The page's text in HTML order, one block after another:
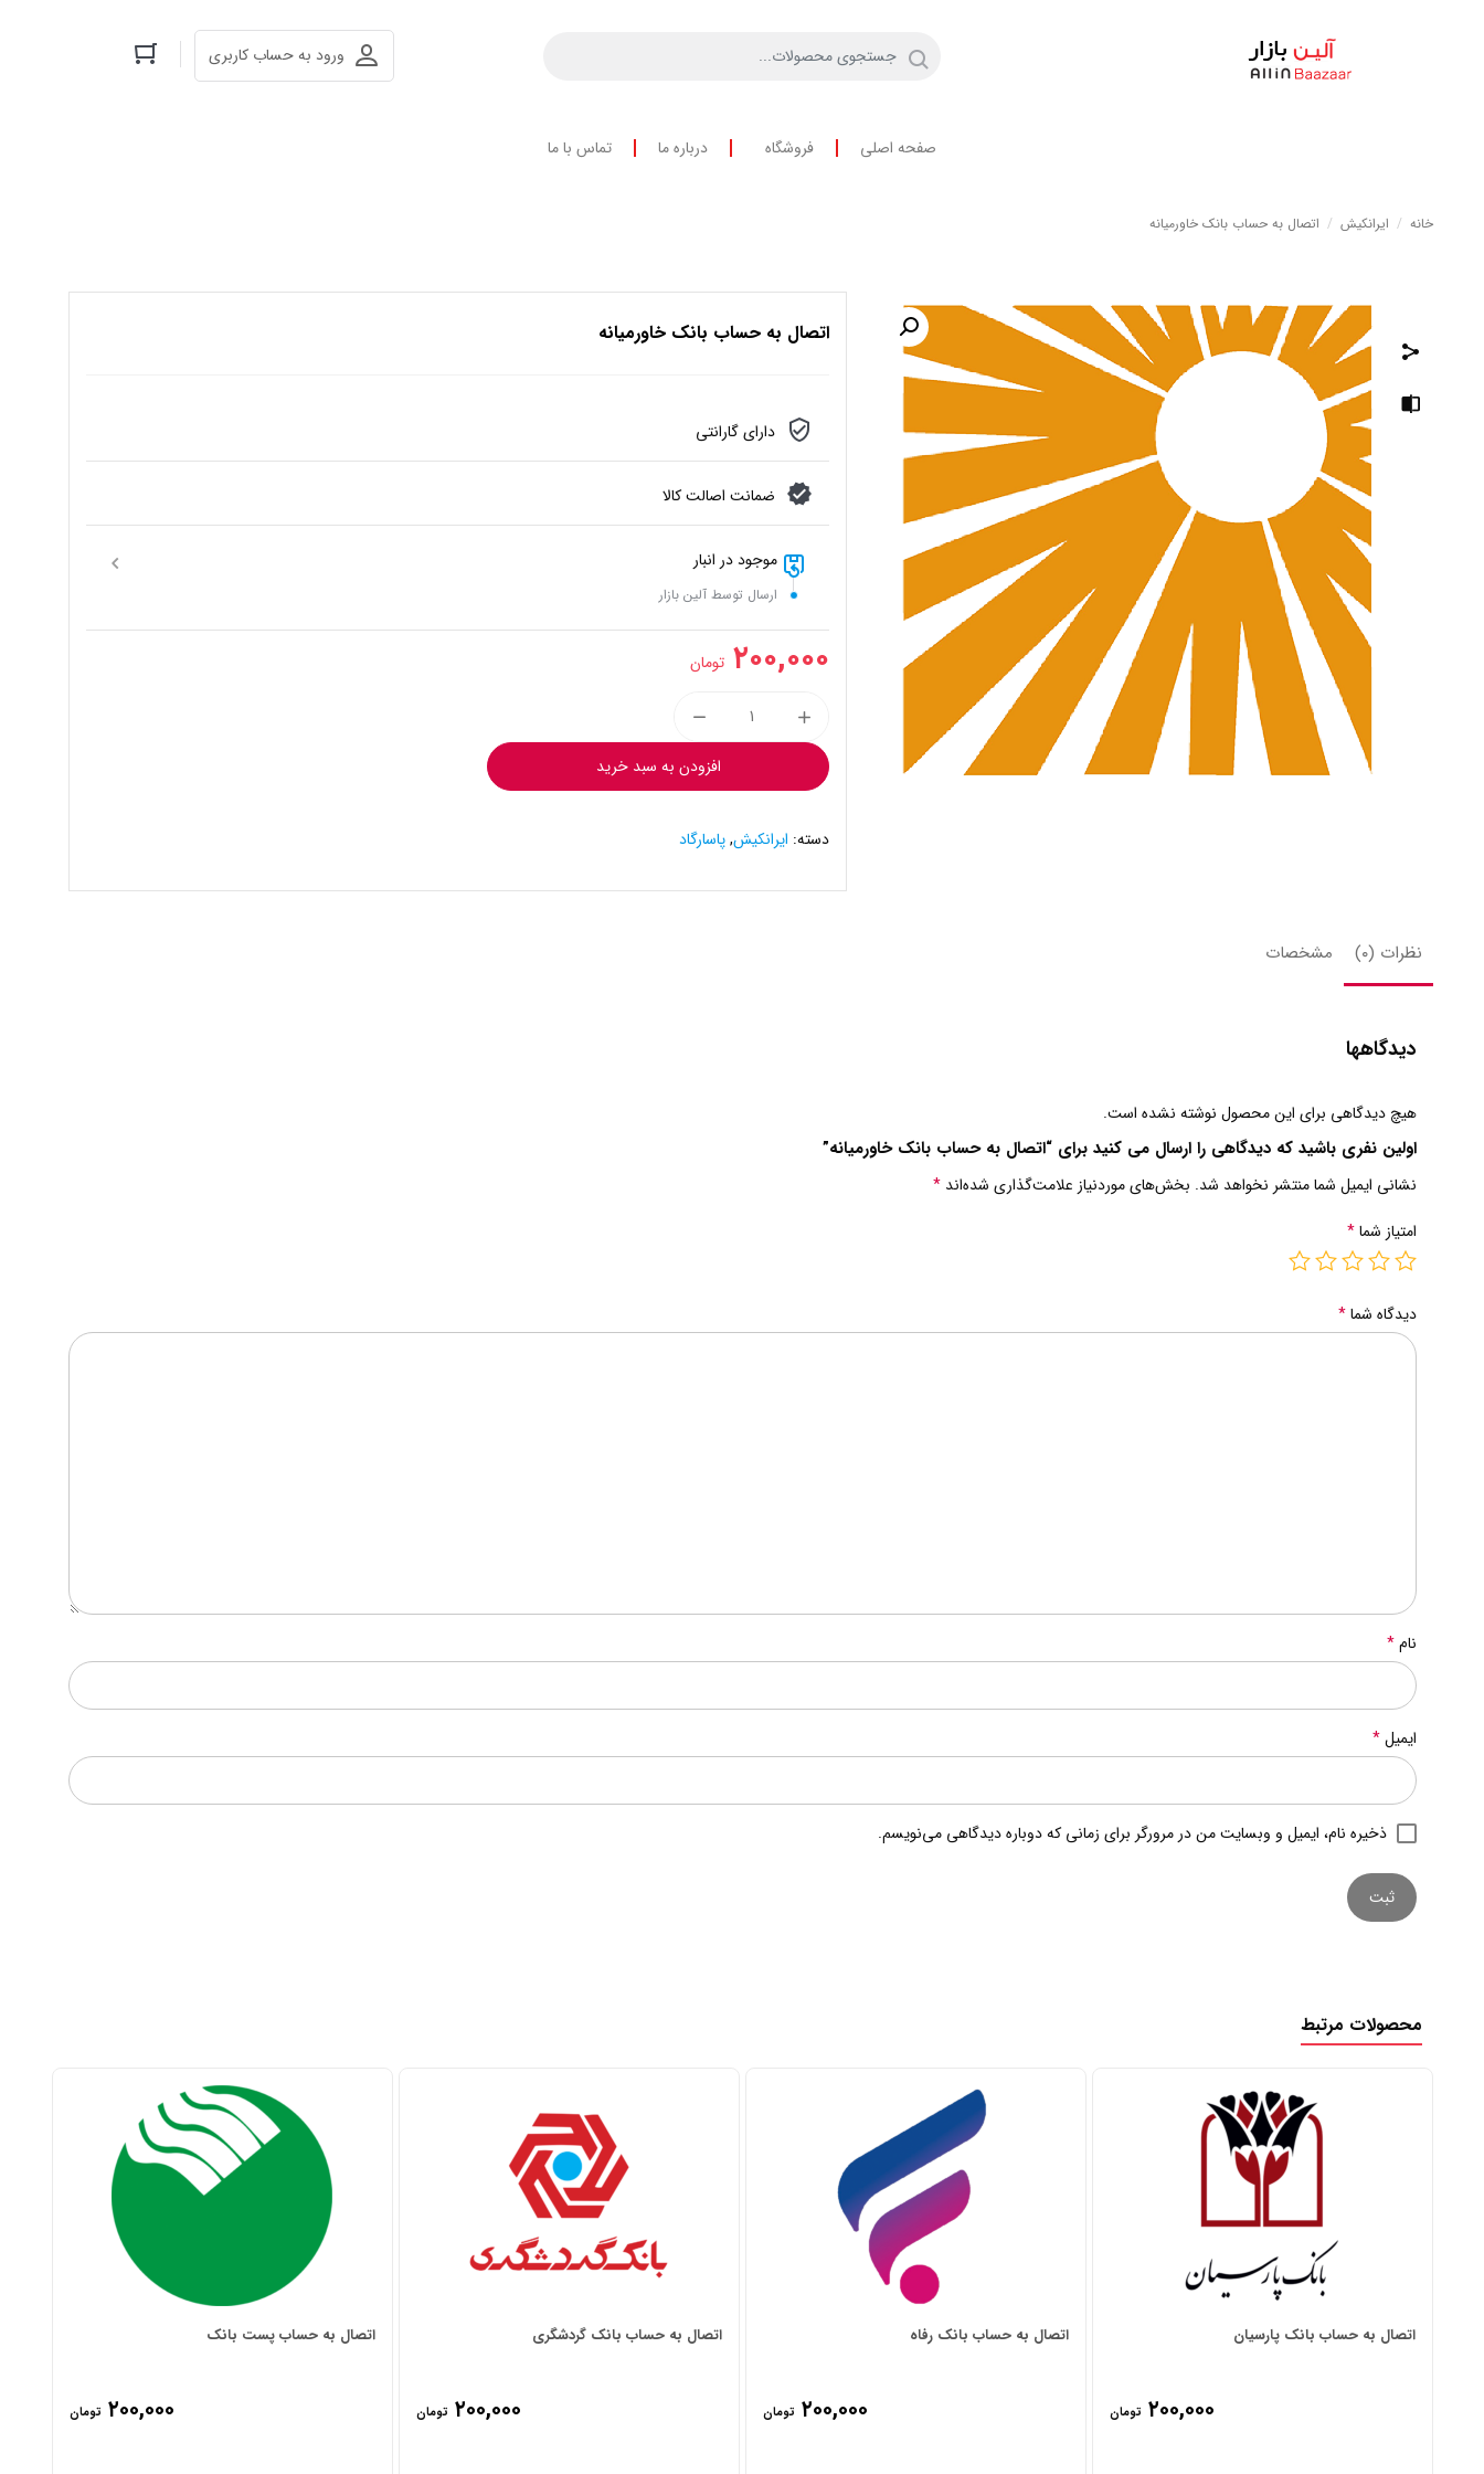
ورود به حساب کاربری
صفحه اصلی فروشگاه درباره ما تماس با ما
خانه / ایرانکیش / اتصال به حساب بانک خاورمیانه
اتصال به حساب بانک خاورمیانه
دارای گارانتی
ضمانت اصالت کالا
موجود در انبار
ارسال توسط آلین بازار
۲۰۰,۰۰۰ تومان
افزودن به سبد خرید
دسته: ایرانکیش,پاسارگاد
نظرات (۰) مشخصات
دیدگاهها
هیچ دیدگاهی برای این محصول نوشته نشده است.
اولین نفری باشید که دیدگاهی را ارسال می کنید برای “اتصال به حساب بانک خاورمیانه”
نشانی ایمیل شما منتشر نخواهد شد. بخش‌های موردنیاز علامت‌گذاری شده‌اند*
امتیاز شما*
دیدگاه شما*
نام*
ایمیل*
ذخیره نام، ایمیل و وبسایت من در مرورگر برای زمانی که دوباره دیدگاهی می‌نویسم.
محصولات مرتبط
اتصال به حساب بانک پارسیان
۲۰۰,۰۰۰ تومان
اتصال به حساب بانک رفاه
۲۰۰,۰۰۰ تومان
اتصال به حساب بانک گردشگری
۲۰۰,۰۰۰ تومان
اتصال به حساب پست بانک
۲۰۰,۰۰۰ تومان